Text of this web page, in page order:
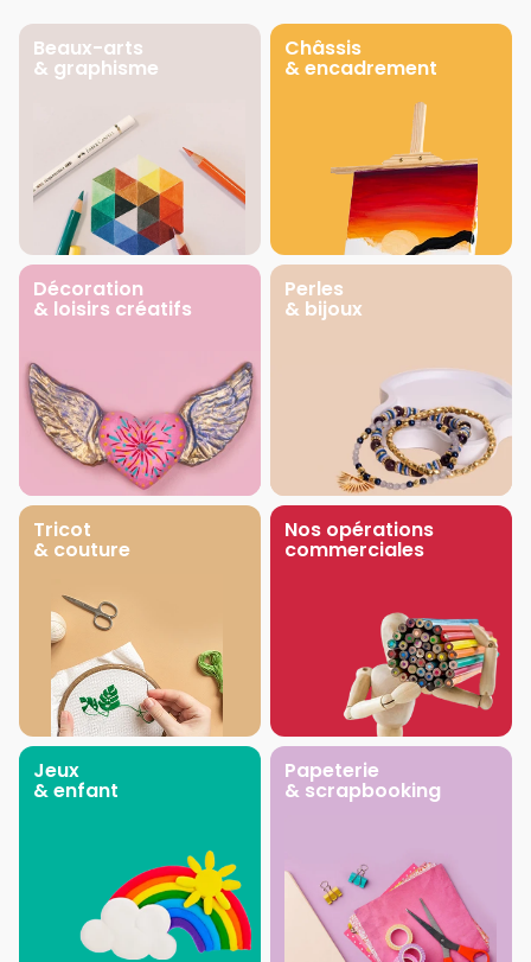
Beaux-arts
& graphisme
Châssis
& encadrement
Décoration
& loisirs créatifs
Perles
& bijoux
Tricot
& couture
Nos opérations
commerciales
Jeux
& enfant
Papeterie
& scrapbooking